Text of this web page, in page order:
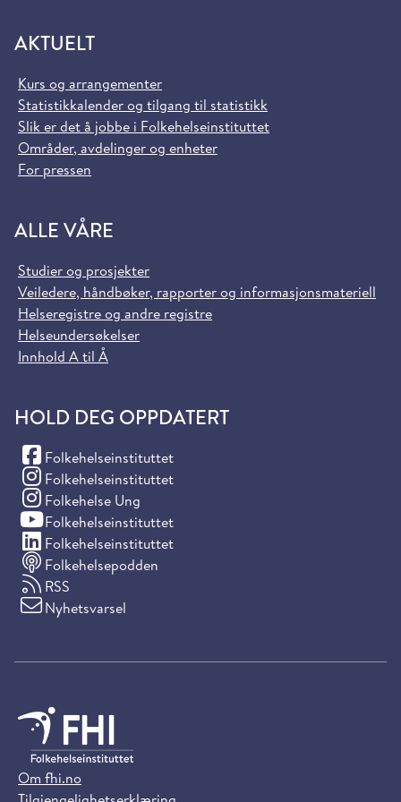
AKTUELT
Kurs og arrangementer
Statistikkalender og tilgang til statistikk
Slik er det å jobbe i Folkehelseinstituttet
Områder, avdelinger og enheter
For pressen
ALLE VÅRE
Studier og prosjekter
Veiledere, håndbøker, rapporter og informasjonsmateriell
Helseregistre og andre registre
Helseundersøkelser
Innhold A til Å
HOLD DEG OPPDATERT
Folkehelseinstituttet
(Facebook)
Folkehelseinstituttet
(Instagram)
Folkehelse Ung
(Instagram)
Folkehelseinstituttet
(YouTube)
Folkehelseinstituttet
(LinkedIn)
Folkehelsepodden
RSS
Nyhetsvarsel
Om fhi.no